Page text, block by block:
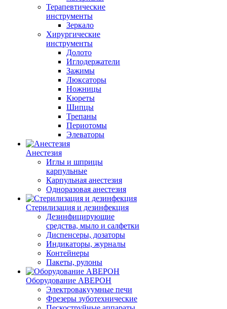
Терапевтические
инструменты
Зеркало
Хирургические
инструменты
Долото
Иглодержатели
Зажимы
Люксаторы
Ножницы
Кюреты
Шипцы
Трепаны
Периотомы
Элеваторы
Анестезия
Иглы и шприцы
карпульные
Карпульная анестезия
Одноразовая анестезия
Стерилизация и дезинфекция
Дезинфицирующие
средства, мыло и салфетки
Диспенсеры, дозаторы
Индикаторы, журналы
Контейнеры
Пакеты, рулоны
Оборудование АВЕРОН
Электровакуумные печи
Фрезеры зуботехнические